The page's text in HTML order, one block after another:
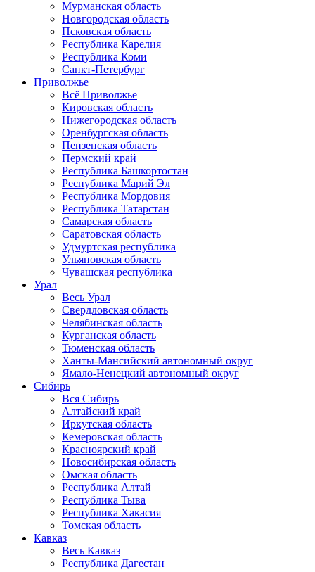
Мурманская область
Новгородская область
Псковская область
Республика Карелия
Республика Коми
Санкт-Петербург
Приволжье
Всё Приволжье
Кировская область
Нижегородская область
Оренбургская область
Пензенская область
Пермский край
Республика Башкортостан
Республика Марий Эл
Республика Мордовия
Республика Татарстан
Самарская область
Саратовская область
Удмуртская республика
Ульяновская область
Чувашская республика
Урал
Весь Урал
Свердловская область
Челябинская область
Курганская область
Тюменская область
Ханты-Мансийский автономный округ
Ямало-Ненецкий автономный округ
Сибирь
Вся Сибирь
Алтайский край
Иркутская область
Кемеровская область
Красноярский край
Новосибирская область
Омская область
Республика Алтай
Республика Тыва
Республика Хакасия
Томская область
Кавказ
Весь Кавказ
Республика Дагестан